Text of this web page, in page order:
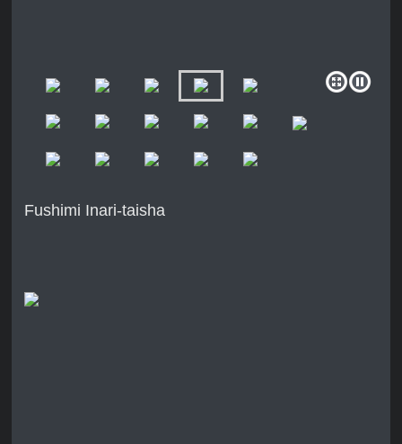
Fushimi Inari-taisha